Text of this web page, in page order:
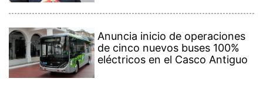
Anuncia inicio de operaciones
de cinco nuevos buses 100%
eléctricos en el Casco Antiguo